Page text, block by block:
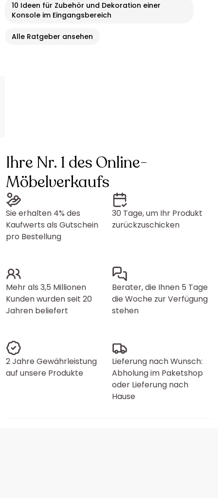
10 Ideen für Zubehör und Dekoration einer
Konsole im Eingangsbereich
Alle Ratgeber ansehen
Ihre Nr. 1 des Online-
Möbelverkaufs
Sie erhalten 4% des
Kaufwerts als Gutschein
pro Bestellung
30 Tage, um Ihr Produkt
zurückzuschicken
Mehr als 3,5 Millionen
Kunden wurden seit 20
Jahren beliefert
Berater, die Ihnen 5 Tage
die Woche zur Verfügung
stehen
2 Jahre Gewährleistung
auf unsere Produkte
Lieferung nach Wunsch:
Abholung im Paketshop
oder Lieferung nach
Hause